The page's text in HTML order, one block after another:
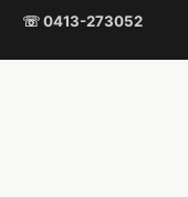
☏ 0413-273052